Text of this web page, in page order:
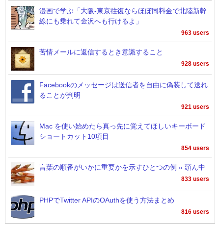
漫画で学ぶ「大阪-東京往復ならほぼ同料金で北陸新幹
線にも乗れて金沢へも行けるよ」
963 users
苦情メールに返信するとき意識すること
928 users
Facebookのメッセージは送信者を自由に偽装して送れ
ることが判明
921 users
Mac を使い始めたら真っ先に覚えてほしいキーボード
ショートカット10項目
854 users
言葉の順番がいかに重要かを示すひとつの例 « 頭ん中
833 users
PHPでTwitter APIのOAuthを使う方法まとめ
816 users